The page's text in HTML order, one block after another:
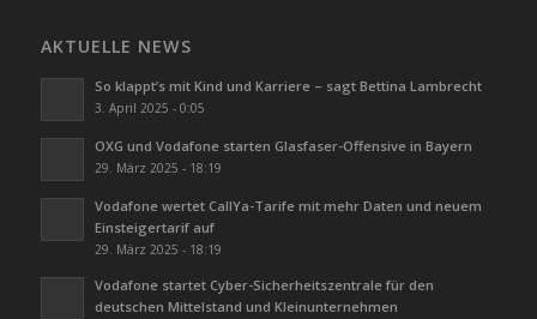
AKTUELLE NEWS
So klappt’s mit Kind und Karriere – sagt Bettina Lambrecht
3. April 2025 - 0:05
OXG und Vodafone starten Glasfaser-Offensive in Bayern
29. März 2025 - 18:19
Vodafone wertet CallYa-Tarife mit mehr Daten und neuem
Einsteigertarif auf
29. März 2025 - 18:19
Vodafone startet Cyber-Sicherheitszentrale für den
deutschen Mittelstand und Kleinunternehmen